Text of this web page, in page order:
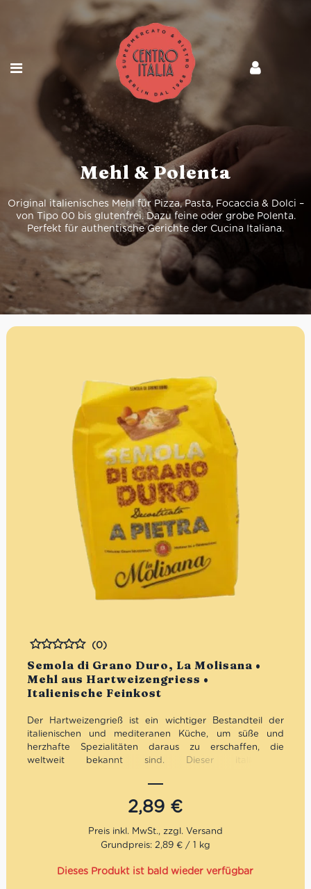
Mehl & Polenta
Original italienisches Mehl für Pizza, Pasta, Focaccia & Dolci –
von Tipo 00 bis glutenfrei. Dazu feine oder grobe Polenta.
Perfekt für authentische Gerichte der Cucina Italiana.
Semola di Grano Duro, La Molisana •
Mehl aus Hartweizengriess •
Italienische Feinkost
Bewertet
(0)
Der Hartweizengrieß ist ein wichtiger Bestandteil der
italienischen und mediteranen Küche, um süße und
herzhafte Spezialitäten daraus zu erschaffen, die
weltweit bekannt sind. Dieser italienische
für die Zubereitung klassischer Pasta, wie Tortellini,
Lasagne, Ravioli, Gnocci di Patate, Pizza sowie
Mürbeteiggebäck. Das Geheimnis dieses Produktes ist,
dass der Grieß aus Hartweizen etwas feiner gemahlen ist,
als wie wir es von dem
deutschen Hartweizengrieß her
Nutzt Du also die Semola für Deine Pasta,
werden die Nudeln
etwas weniger grobkörnig.
2,89 €
Grundpreis: 2,89 € / 1 kg
Dieses Produkt ist bald wieder verfügbar